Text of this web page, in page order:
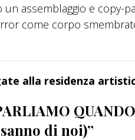
un assemblaggio e copy-
come corpo
alla residenza
di noi)”